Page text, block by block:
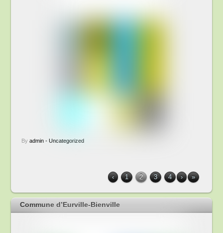
By admin• Uncategorized
‹ 1 2 3 4 › »
Commune d’Eurville-Bienville